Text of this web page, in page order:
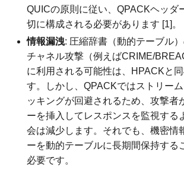
QUICの原則に従い、QPACKヘッダ
切に構成される必要があります [1]。
情報漏洩: 圧縮辞書（動的テーブル
チャネル攻撃（例えばCRIME/
に利用される可能性は、HPACKと
す。しかし、QPACKではストリー
ッキングが回避されるため、攻撃者
ーを挿入してレスポンスを監視する
会は減少します。それでも、機密情
ーを動的テーブルに長期間保持する
必要です。